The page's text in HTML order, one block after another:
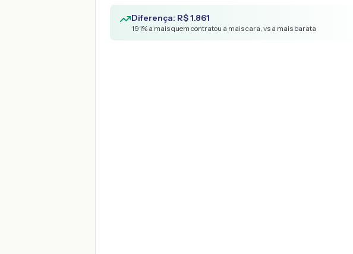
Diferença: R$1.861
191% a mais quem contratou a mais cara, vs a mais barata